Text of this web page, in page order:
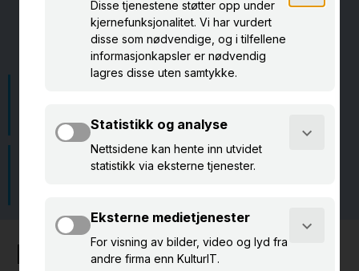
Åpne data tilgjengelig for
Bidra til å samkjøre
Hva er KulturNav?